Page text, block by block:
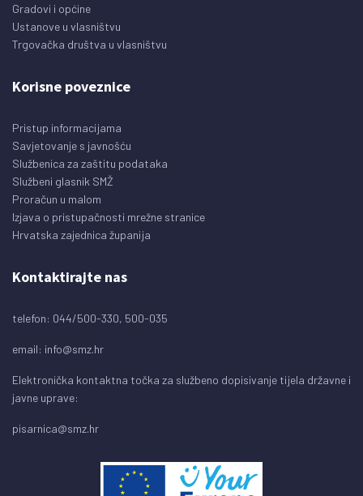
Gradovi i općine
Ustanove u vlasništvu
Trgovačka društva u vlasništvu
Korisne poveznice
Pristup informacijama
Savjetovanje s javnošću
Službenica za zaštitu podataka
Službeni glasnik SMŽ
Proračun u malom
Izjava o pristupačnosti mrežne stranice
Hrvatska zajednica županija
Kontaktirajte nas
telefon: 044/500-330, 500-035
email: info@smz.hr
Elektronička kontaktna točka za službeno dopisivanje tijela državne i
javne uprave:
pisarnica@smz.hr